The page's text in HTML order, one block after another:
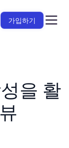
가입하기
을 활